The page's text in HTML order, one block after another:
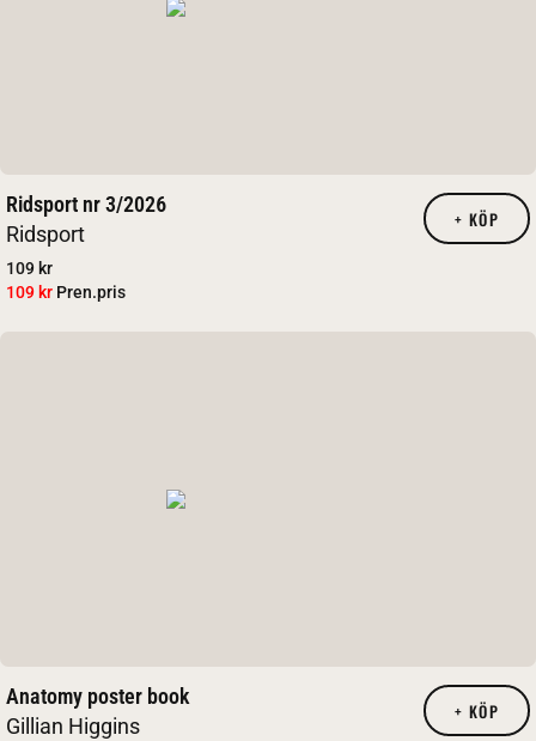
Ridsport nr 3/2026
Ridsport
109 kr
109 kr Pren.pris
+ KÖP
Anatomy poster book
Gillian Higgins
+ KÖP